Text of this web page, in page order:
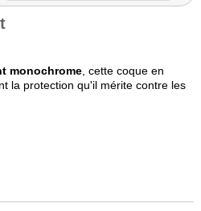
monochrome , cette coque en
la protection qu'il mérite contre les